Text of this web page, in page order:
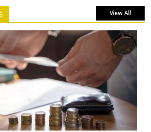
View All